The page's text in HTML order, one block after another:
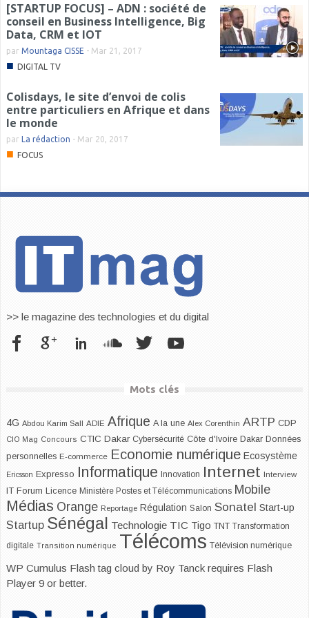
[STARTUP FOCUS] – ADN : société de
conseil en Business Intelligence, Big
Data, CRM et IOT
par Mountaga CISSE - Mar 21, 2017
■ DIGITAL TV
Colisdays, le site d’envoi de colis
entre particuliers en Afrique et dans
le monde
par La rédaction - Mar 20, 2017
■ FOCUS
>> le magazine des technologies et du digital
Mots clés
4G Abdou Karim Sall ADIE Afrique A la une Alex Corenthin ARTP CDP
CIO Mag Concours CTIC Dakar Cybersécurité Côte d'Ivoire Dakar Données
personnelles E-commerce Economie numérique Ecosystème
Ericsson Expresso Informatique Innovation Internet Interview
IT Forum Licence Ministère Postes et Télécommunications Mobile
Médias Orange Reportage Régulation Salon Sonatel Start-up
Startup Sénégal Technologie TIC Tigo TNT Transformation
digitale Transition numérique Télécoms Télévision numérique
WP Cumulus Flash tag cloud by Roy Tanck requires Flash
Player 9 or better.